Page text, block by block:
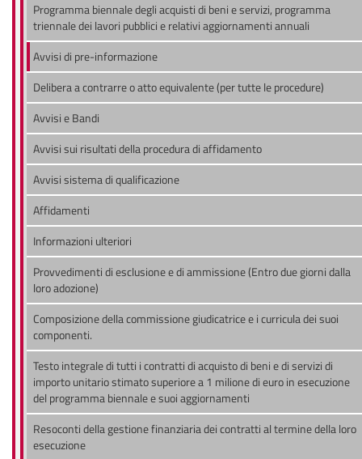
Programma biennale degli acquisti di beni e servizi, programma
triennale dei lavori pubblici e relativi aggiornamenti annuali
Avvisi di pre-informazione
Delibera a contrarre o atto equivalente (per tutte le procedure)
Avvisi e Bandi
Avvisi sui risultati della procedura di affidamento
Avvisi sistema di qualificazione
Affidamenti
Informazioni ulteriori
Provvedimenti di esclusione e di ammissione (Entro due giorni dalla
loro adozione)
Composizione della commissione giudicatrice e i curricula dei suoi
componenti.
Testo integrale di tutti i contratti di acquisto di beni e di servizi di
importo unitario stimato superiore a 1 milione di euro in esecuzione
del programma biennale e suoi aggiornamenti
Resoconti della gestione finanziaria dei contratti al termine della loro
esecuzione